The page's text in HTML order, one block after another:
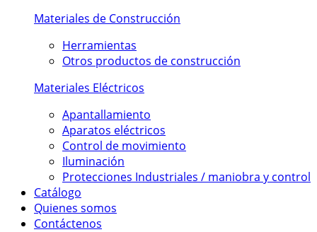
Materiales de Construcción
Herramientas
Otros productos de construcción
Materiales Eléctricos
Apantallamiento
Aparatos eléctricos
Control de movimiento
Iluminación
Protecciones Industriales / maniobra y control
Catálogo
Quienes somos
Contáctenos